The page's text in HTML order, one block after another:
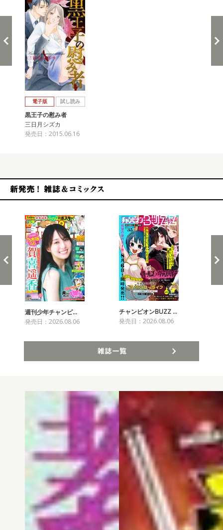
電子版 試し読み
黒王子の慰み者
三日月シズカ
発売日：2015.06.16
週刊少年チャンピ…
発売日：2026.08.06
チャンピオンBUZZ …
発売日：2026.08.06